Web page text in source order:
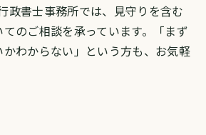
政書士事務所では、見守りを含む
のご相談を承っています。「まず
わからない」という方も、お気軽